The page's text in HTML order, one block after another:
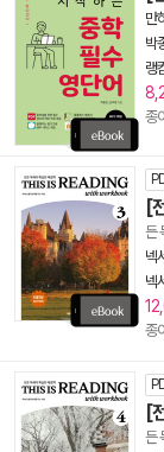
만
박
랭
종
[
든
넥
넥
종
[
든